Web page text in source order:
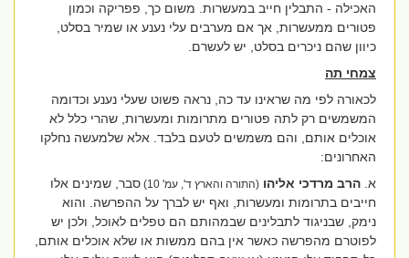
האכילה - התבלין חייב במעשרות. משום כך, פפריקה וכמון
פטורים ממעשרות, אך אם מערבים עלי נענע או שמיר בסלט,
כיוון שהם ניכרים בסלט, יש לעשרם.
צמחי תה
לכאורה לפי מה שראינו עד כה, נראה פשוט שעלי נענע וכדומה
המשמשים רק לתה פטורים מתרומות ומעשרות, שהרי כלל לא
אוכלים אותם, והם משמשים לטעם בלבד. אלא שלמעשה נחלקו
האחרונים:
א.הרב מרדכי אליהו (התורה והארץ ד', עמ' 10)
סבר, שמינים אלו
חייבים בתרומות ומעשרות, ואף יש לברך על ההפרשה. והוא
נימק, שבניגוד לתבלינים שבמהותם הם טפלים לאוכל, ולכן יש
לפוטרם מהפרשה כאשר אין בהם ממשות או שלא אוכלים אותם,